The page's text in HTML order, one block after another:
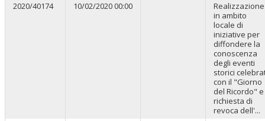
2020/40174
10/02/2020 00:00
Realizzazione
in ambito
locale di
iniziative per
diffondere la
conoscenza
degli eventi
storici
con il "Giorno
del Ricordo" e
richiesta di
revoca dell'...